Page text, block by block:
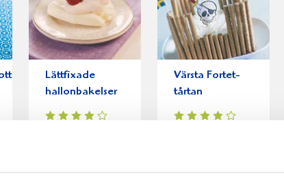
Lättfixade
hallonbakelser
Värsta Fortet-
tårtan